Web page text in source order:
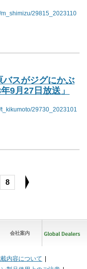
29815_2023110
バスがジグにかぶ
9月27日放送」
29730_2023101
8
会社案内
内容について